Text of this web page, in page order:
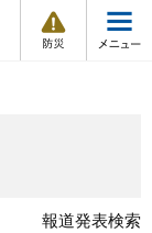
メ
報道発表検索